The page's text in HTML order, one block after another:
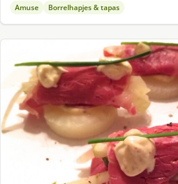
Amuse Borrelhapjes & tapas